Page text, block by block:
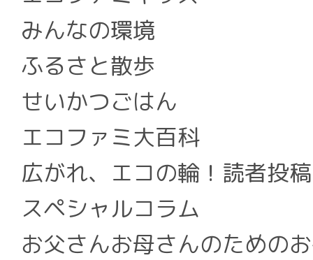
みんなの環境
ふるさと散歩
せいかつごはん
エコファミ大百科
広がれ、エコの輪！読者投
スペシャルコラム
お父さんお母さんのための